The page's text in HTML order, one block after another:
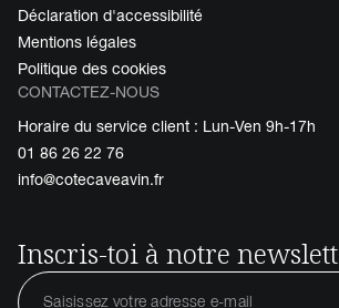
Déclaration d'accessibilité
Mentions légales
Politique des cookies
CONTACTEZ-NOUS
Horaire du service client : Lun-Ven 9h-17h
01 86 26 22 76
info@cotecaveavin.fr
Inscris-toi à notre